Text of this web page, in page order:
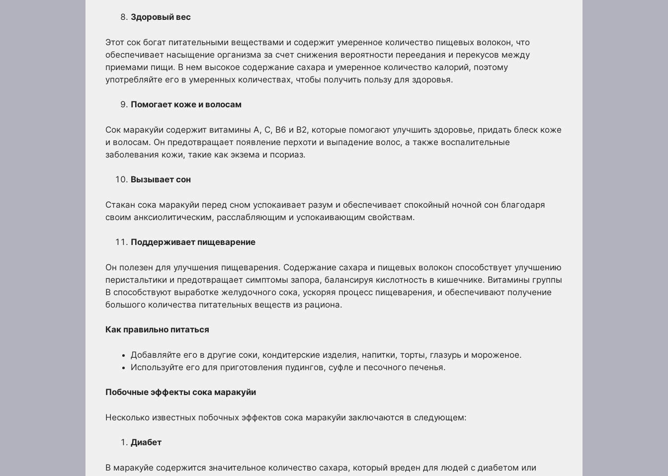
Здоровый вес
Этот сок богат питательными веществами и содержит умеренное количество пищевых волокон, что
обеспечивает насыщение организма за счет снижения вероятности переедания и перекусов между
приемами пищи. В нем высокое содержание сахара и умеренное количество калорий, поэтому
употребляйте его в умеренных количествах, чтобы получить пользу для здоровья.
Помогает коже и волосам
Сок маракуйи содержит витамины А, С, В6 и В2, которые помогают улучшить здоровье, придать блеск коже
и волосам. Он предотвращает появление перхоти и выпадение волос, а также воспалительные
заболевания кожи, такие как экзема и псориаз.
Вызывает сон
Стакан сока маракуйи перед сном успокаивает разум и обеспечивает спокойный ночной сон благодаря
своим анксиолитическим, расслабляющим и успокаивающим свойствам.
Поддерживает пищеварение
Он полезен для улучшения пищеварения. Содержание сахара и пищевых волокон способствует улучшению
перистальтики и предотвращает симптомы запора, балансируя кислотность в кишечнике. Витамины группы
В способствуют выработке желудочного сока, ускоряя процесс пищеварения, и обеспечивают получение
большого количества питательных веществ из рациона.
Как правильно питаться
Добавляйте его в другие соки, кондитерские изделия, напитки, торты, глазурь и мороженое.
Используйте его для приготовления пудингов, суфле и песочного печенья.
Побочные эффекты сока маракуйи
Несколько известных побочных эффектов сока маракуйи заключаются в следующем:
Диабет
В маракуйе содержится значительное количество сахара, который вреден для людей с диабетом или